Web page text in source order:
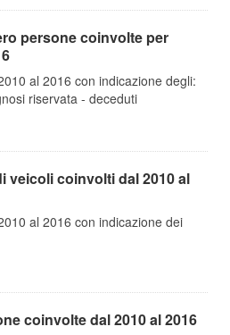
persone coinvolte per
al 2016 con indicazione degli:
riservata - deceduti
veicoli coinvolti dal 2010 al
al 2016 con indicazione dei
coinvolte dal 2010 al 2016